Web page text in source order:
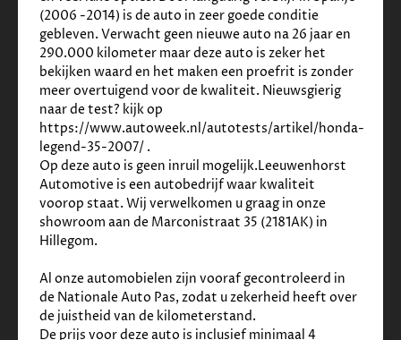
✓Rook- en huisdiervrij
Veiligheid
✓Alarm en centrale deurvergr. met afstandsbed.
✓Achteruitrijcamera
✓Airbag(s) hoofd achter
✓Airbag(s) hoofd voor
✓Airbag(s) side voor
✓Airbag bestuurder
✓Airbag passagier
✓Alarm klasse 1(startblokkering)
✓Anti Blokkeer Systeem
✓Anti doorSlip Regeling
Overige
✓ Electronic climate control
✓ Binnen/buitenspiegel aut. dimmend
(2006 -2014) is de auto in zeer goede conditie
gebleven. Verwacht geen nieuwe auto na 26 jaar en
290.000 kilometer maar deze auto is zeker het
bekijken waard en het maken een proefrit is zonder
meer overtuigend voor de kwaliteit. Nieuwsgierig
naar de test? kijk op
https://www.autoweek.nl/autotests/artikel/honda-
legend-35-2007/ .
Op deze auto is geen inruil mogelijk.Leeuwenhorst
Automotive is een autobedrijf waar kwaliteit
voorop staat. Wij verwelkomen u graag in onze
showroom aan de Marconistraat 35 (2181AK) in
Hillegom.
Al onze automobielen zijn vooraf gecontroleerd in
de Nationale Auto Pas, zodat u zekerheid heeft over
de juistheid van de kilometerstand.
De prijs voor deze auto is inclusief minimaal 4